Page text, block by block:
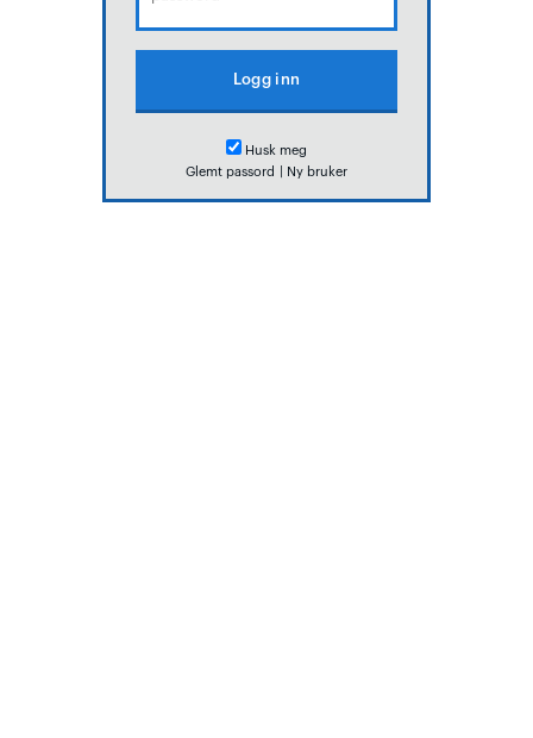
Husk meg
Glemt passord
Ny bruker